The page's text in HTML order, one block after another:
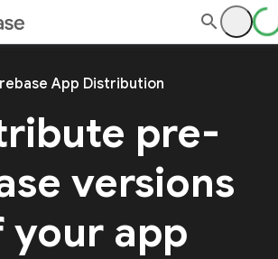
App Distribution
pre-
versions
your app